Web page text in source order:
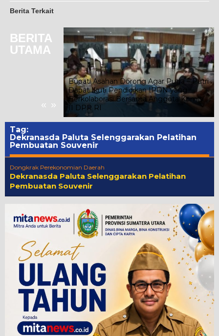
Berita Terkait
BERITA
UTAMA
« »
Bupati Asahan Dorong Agar Putra – Putri
Dapat Ikuti Pendidikan IPDN yang
Berkolaborasi Bersama Anggota Komisi
II DPR RI
Tag:
Dekranasda Paluta Selenggarakan Pelatihan
Pembuatan Souvenir
Dongkrak Perekonomian Daerah
Dekranasda Paluta Selenggarakan Pelatihan
Pembuatan Souvenir